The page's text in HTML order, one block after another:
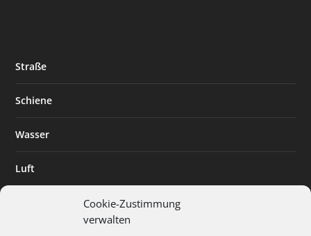
Cookie-Zustimmung
verwalten
Straße
Schiene
Wasser
Luft